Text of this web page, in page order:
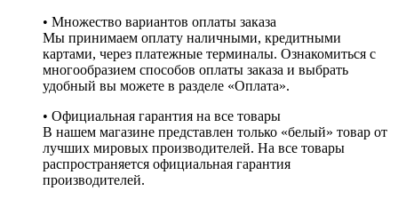
• Множество вариантов оплаты заказа
Мы принимаем оплату наличными, кредитными
картами, через платежные терминалы. Ознакомиться с
многообразием способов оплаты заказа и выбрать
удобный вы можете в разделе «Оплата».
• Официальная гарантия на все товары
В нашем магазине представлен только «белый» товар от
лучших мировых производителей. На все товары
распространяется официальная гарантия
производителей.